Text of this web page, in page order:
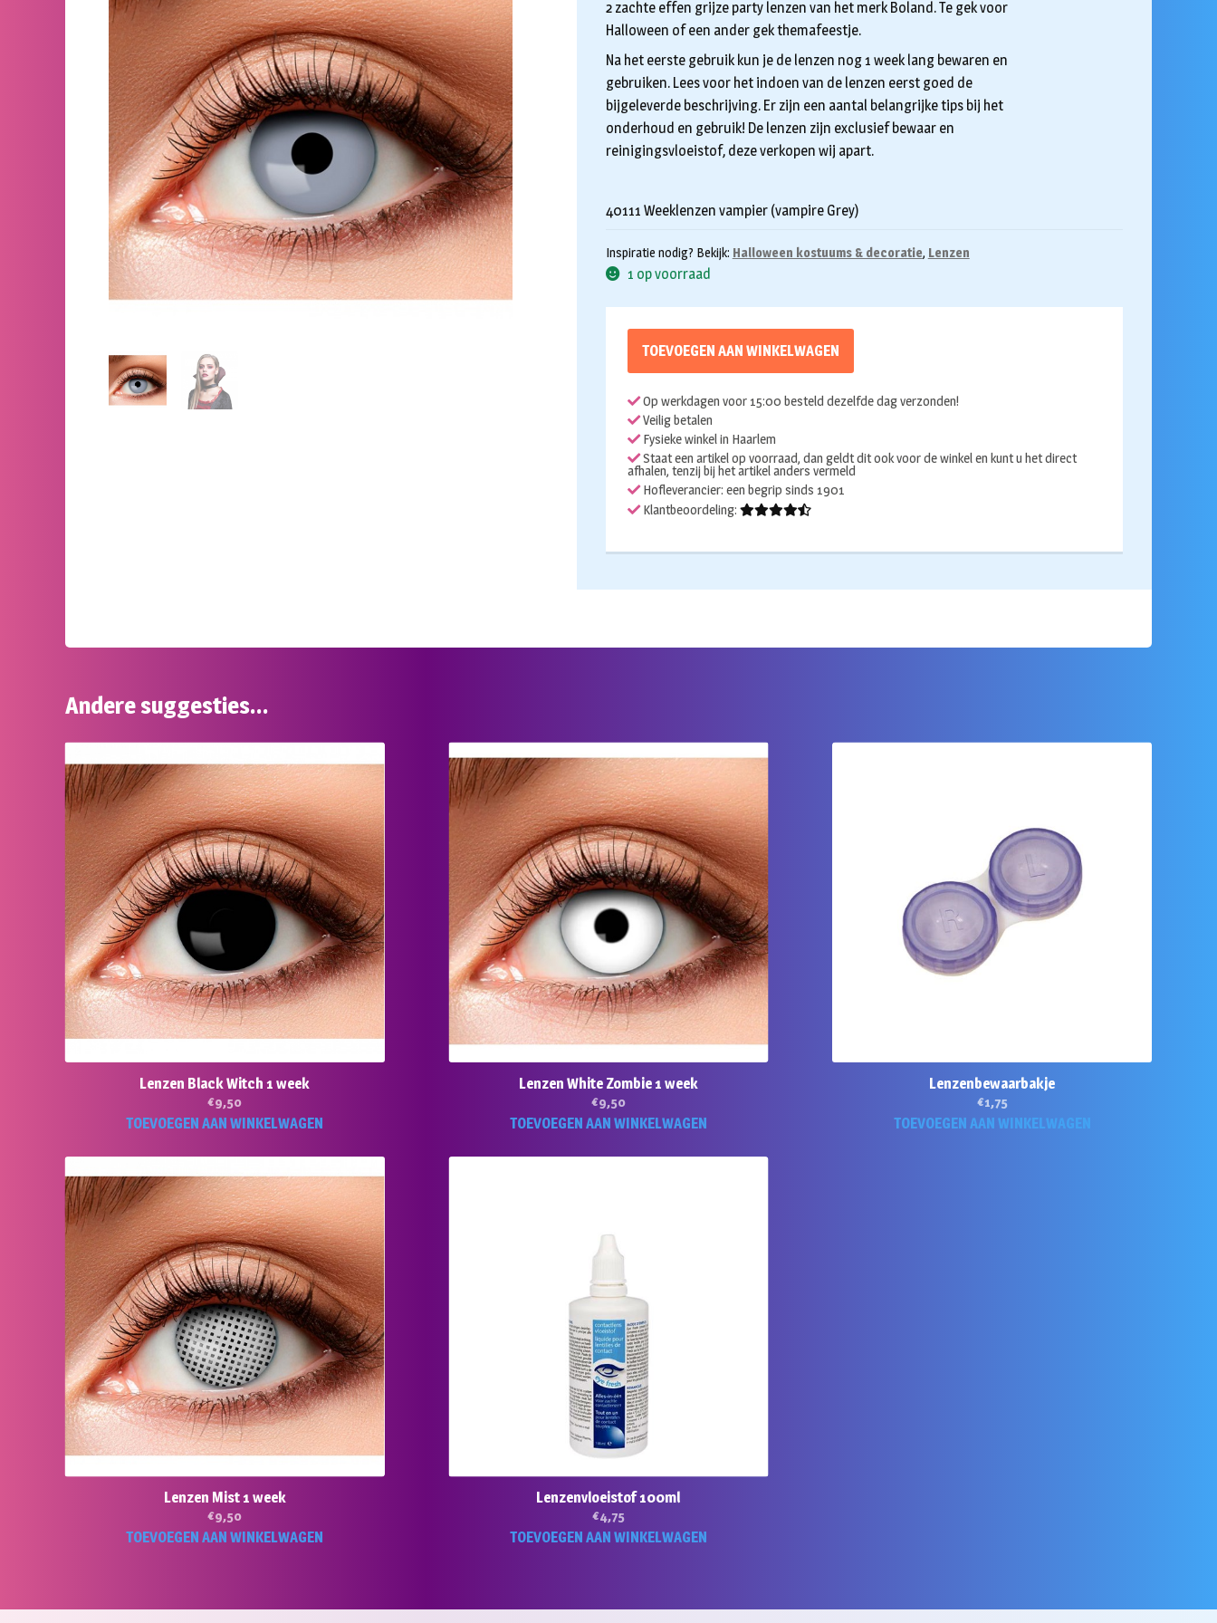
2 zachte effen grijze party lenzen van het merk Boland. Te gek voor
Halloween of een ander gek themafeestje.
Na het eerste gebruik kun je de lenzen nog 1 week lang bewaren en
gebruiken. Lees voor het indoen van de lenzen eerst goed de
bijgeleverde beschrijving. Er zijn een aantal belangrijke tips bij het
onderhoud en gebruik! De lenzen zijn exclusief bewaar en
reinigingsvloeistof, deze verkopen wij apart.
40111 Weeklenzen vampier (vampire Grey)
Inspiratie nodig? Bekijk: Halloween kostuums & decoratie, Lenzen
1 op voorraad
TOEVOEGEN AAN WINKELWAGEN
Op werkdagen voor 15:00 besteld dezelfde dag verzonden!
Veilig betalen
Fysieke winkel in Haarlem
Staat een artikel op voorraad, dan geldt dit ook voor de winkel en kunt u het direct
afhalen, tenzij bij het artikel anders vermeld
Hofleverancier: een begrip sinds 1901
Klantbeoordeling:
Andere suggesties…
Lenzen Black Witch 1 week
€9,50
TOEVOEGEN AAN WINKELWAGEN
Lenzen White Zombie 1 week
€9,50
TOEVOEGEN AAN WINKELWAGEN
Lenzenbewaarbakje
€1,75
TOEVOEGEN AAN WINKELWAGEN
Lenzen Mist 1 week
€9,50
TOEVOEGEN AAN WINKELWAGEN
Lenzenvloeistof 100ml
€4,75
TOEVOEGEN AAN WINKELWAGEN